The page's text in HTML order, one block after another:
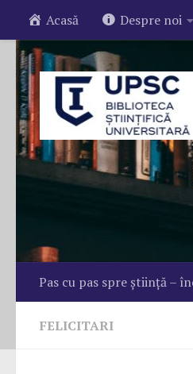
Skip to content
Acasă Despre noi
Pas cu pas spre știință –
FELICITARI